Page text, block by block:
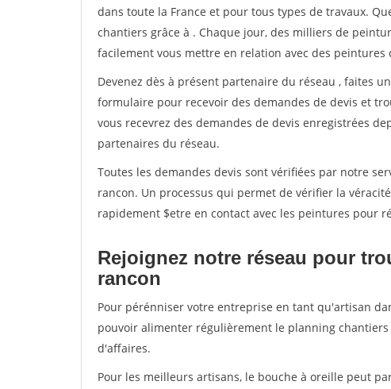
dans toute la France et pour tous types de travaux.
chantiers grâce à . Chaque jour, des milliers de
facilement vous mettre en relation avec des
Devenez dès à présent partenaire du réseau , faites
formulaire pour recevoir des demandes de devis et
vous recevrez des demandes de devis enregistrées
partenaires du réseau.
Toutes les demandes devis sont vérifiées par notre
rancon. Un processus qui permet de vérifier la
rapidement $etre en contact avec les peintures pour
Rejoignez notre réseau pour
rancon
Pour pérénniser votre entreprise en tant qu'artisan
pouvoir alimenter régulièrement le planning
d'affaires.
Pour les meilleurs artisans, le bouche à oreille peut